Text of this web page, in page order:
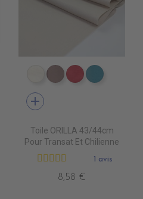
DT0001 ECRU
DT0003DT0005DT0022
add
Toile ORILLA 43/44cm
Pour Transat Et Chilienne
1 avis
8,58 €